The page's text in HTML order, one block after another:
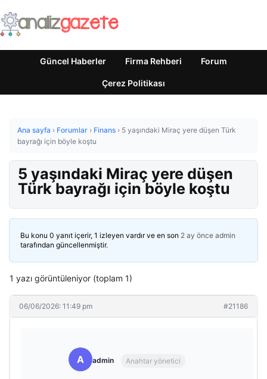
Güncel Haberler Firma Rehberi Forum
Çerez Politikası
Ana sayfa › Forumlar › Finans › 5 yaşındaki Miraç yere düşen Türk
bayrağı için böyle koştu
5 yaşındaki Miraç yere düşen
Türk bayrağı için böyle koştu
Bu konu 0 yanıt içerir, 1 izleyen vardır ve en son 2 ay önce admin
tarafından güncellenmiştir.
1 yazı görüntüleniyor (toplam 1)
06/06/2026: 11:49 pm #21186
A admin Anahtar yönetici